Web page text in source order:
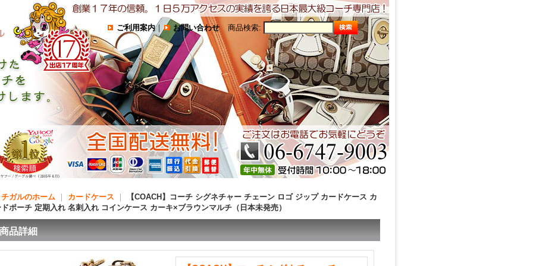
ご利用案内｜ お問い合わせ 商品検索:
ガルのホーム カードケース
【COACH】コーチ シグネチャー チェーン ロゴ ジップ カードケース カ
ポーチ 定期入れ 名刺入れ コインケース カーキ×ブラウンマルチ（日本未発売）
商品詳細